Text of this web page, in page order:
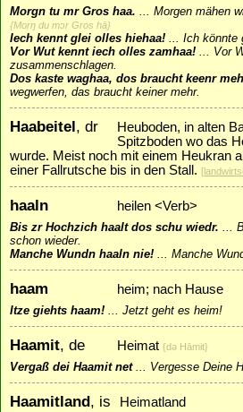
Morgn tu mr Gros haa. ... Morgen mähen
{Morŋ du mɔr Gros hā}
Iech kennt glei olles hiehaa! ... Ich könnte
Vor Wut kennt iech olles zamhaa! ... Vor
zusammenschlagen.
Dos kaste waghaa, dos braucht keenr
wegwerfen, das braucht keiner mehr.
Haabeitel, dr
Heuboden, in alten
Spitzboden wo das
wurde. Meist noch mit einem Heukran
einer Fallrutsche bis in den Stall. [
haaln heilen <Verb>
Bis zr Hochzich haalt dos schu wiedr. ...
schon wieder.
Manche Wundn haaln nie! ... Manche
haam heim; nach Hause
Itze giehts haam! ... Jetzt geht es heim!
Haamit, de Heimat {dǝ Hāmit}
Vergaß dei Haamit net... Vergesse Deine
Haamitland, is Heimatland